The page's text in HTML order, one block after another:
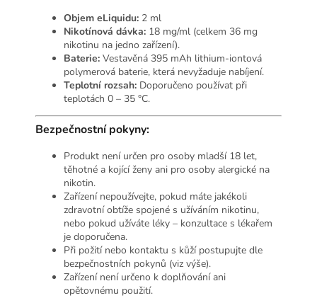
Objem eLiquidu: 2 ml
Nikotínová dávka: 18 mg/ml (celkem 36 mg
nikotinu na jedno zařízení).
Baterie: Vestavěná 395 mAh lithium-iontová
polymerová baterie, která nevyžaduje nabíjení.
Teplotní rozsah: Doporučeno používat při
teplotách 0 – 35 °C.
Bezpečnostní pokyny:
Produkt není určen pro osoby mladší 18 let,
těhotné a kojící ženy ani pro osoby alergické na
nikotin.
Zařízení nepoužívejte, pokud máte jakékoli
zdravotní obtíže spojené s užíváním nikotinu,
nebo pokud užíváte léky – konzultace s lékařem
je doporučena.
Při požití nebo kontaktu s kůží postupujte dle
bezpečnostních pokynů (viz výše).
Zařízení není určeno k doplňování ani
opětovnému použití.